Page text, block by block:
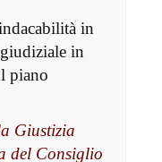
in
in
piano
Giustizia
del Consiglio